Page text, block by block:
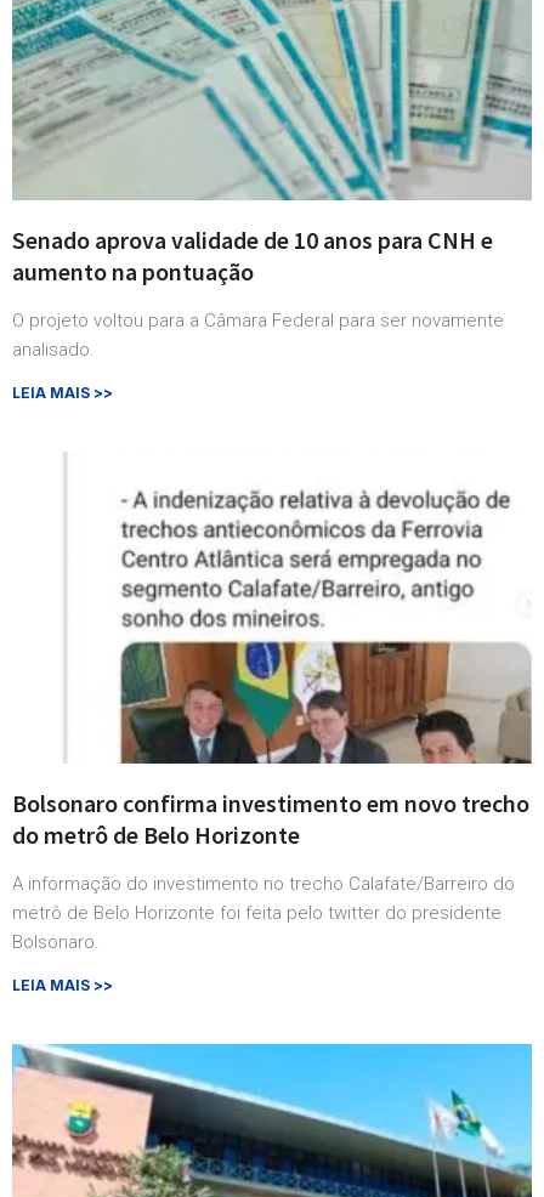
Senado aprova validade de 10 anos para CNH e
aumento na pontuação
O projeto voltou para a Câmara Federal para ser novamente
analisado.
LEIA MAIS >>
Bolsonaro confirma investimento em novo trecho
do metrô de Belo Horizonte
A informação do investimento no trecho Calafate/Barreiro do
metrô de Belo Horizonte foi feita pelo twitter do presidente
Bolsonaro.
LEIA MAIS >>